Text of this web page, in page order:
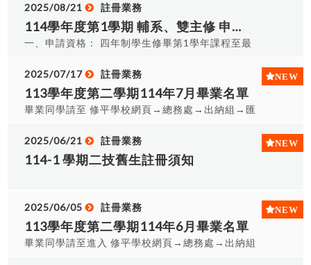
蓋多少學期，請一次提出申辦。3.「本校應修科目
學分數」與「原校已修科目學分數」，特別留意學
分數務必填寫正確。 4.轉學生抵免上限，請參照本
理。 5.依據99年6月14日行政會議修訂的學生科目
學分抵免辦法規定，申請抵免學分以該辦法第二條
規定之每一身分事由一次為限，應於該事由成立後
之首次註冊選課時一併辦理。舉例來說，轉學進來
段，一併辦理所有可抵科目的抵免認定審核作業。
提完首次抵免申請後，若沒有其他符合規定的身分
領取支票 網址︰
https://alltop.hust.edu.tw/alltop_bus/ 1.完成離
校手續者說明:未有借書,借器材,畢業生流向已上網
完成者 2.暑假期間:即日起(星期一至星期四) 每日領
證時間早上 09:00~11:30;下午13:00~15:00 請帶
本人證件驗證及辦理離校流程3.領證地點:註冊課務
組(A0117)領取 4.領畢業證書時,請攜帶『身分證
件』 5.委辦時,請攜帶委託書及與雙方身分證 6.學位
畢業名單
2025/08/21 註冊業務
114學年度第1學期 輔系、雙主修 申請注意事項
一、申請資格： 四年制學生修畢第1學年課程至最
詳讀相關法規，了解相關資格限制、規定。 二、相
關法規： 必須登錄帳號密碼（請使用登錄SIS的帳
密）後始能查詢。 ※輔系法規查詢：學生修讀輔系
生修讀雙主修辦法(本校網頁-相關法規)。 三、領表
及申請時間： 領表時間：114年9月15日(一)起至教
務處註冊辦公室A0117領取「輔系申請表」或「雙
意截止收件時間。 ※輔系：於114年9月15日(一)至
114年9月20日(六)截止收件。 ※雙主修：於114年
9月15日(一)至114年9月22日(一)截止收件。 四、
2025/07/17 註冊業務
113學年度第二學期114年7月畢業名單
畢業同學請至 修平學校網頁→總務處→出納組→匯
領取支票 網址︰
https://alltop.hust.edu.tw/alltop_bus/ 1.完成離
校手續者說明:未有借書,借器材,畢業生流向已上網
證時間早上 09:00~11:30;下午13:00~15:00 請帶
本人證件驗證及辦理離校流程3.領證地點:註冊課務
組(A0117)領取 4.領畢業證書時,請攜帶『身分證
件』 5.委辦時,請攜帶委託書及與雙方身分證 6.學位
2025/06/21 註冊業務
114-1 學期二技舊生註冊須知
2025/06/05 註冊業務
113學年度第二學期114年6月畢業名單
畢業同學請至進入 修平學校網頁→總務處→出納組